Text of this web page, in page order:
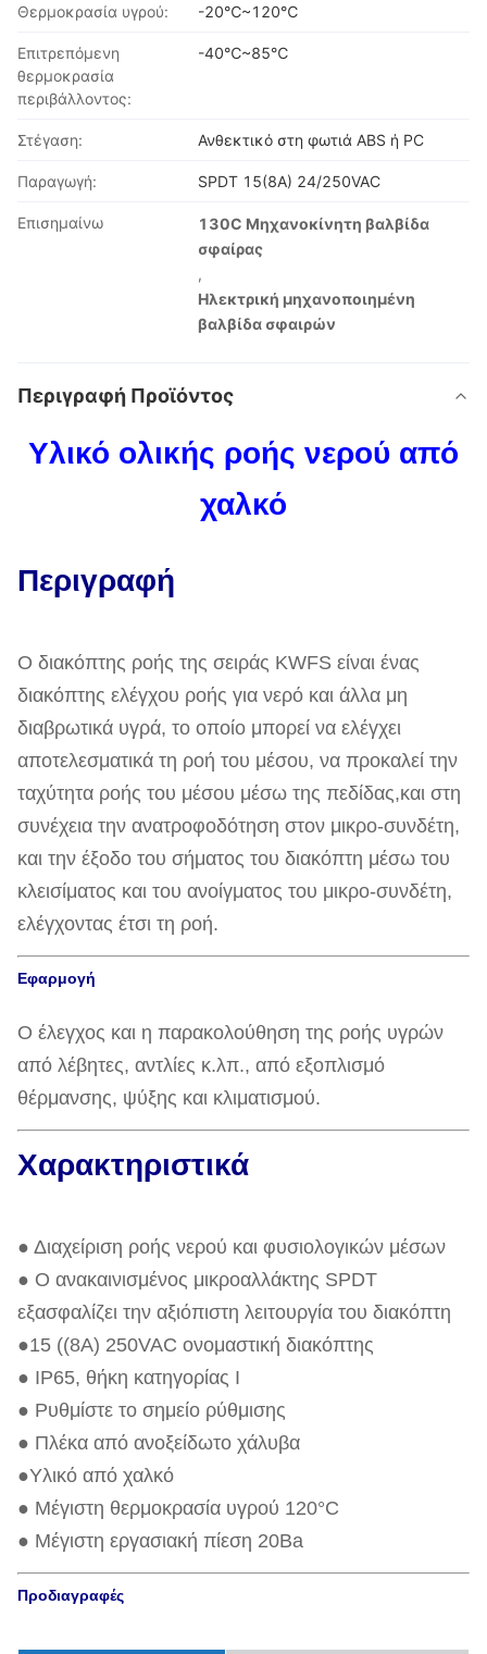
Θερμοκρασία υγρού: -20℃~120℃
Επιτρεπόμενη
θερμοκρασία
περιβάλλοντος:
-40℃~85℃
Στέγαση: Ανθεκτικό στη φωτιά ABS ή PC
Παραγωγή: SPDT 15(8A) 24/250VAC
Επισημαίνω
130C Μηχανοκίνητη βαλβίδα
σφαίρας
,
Ηλεκτρική μηχανοποιημένη
βαλβίδα σφαιρών
Περιγραφή Προϊόντος
Υλικό ολικής ροής νερού από
χαλκό
Περιγραφή
Ο διακόπτης ροής της σειράς KWFS είναι ένας
διακόπτης ελέγχου ροής για νερό και άλλα μη
διαβρωτικά υγρά, το οποίο μπορεί να ελέγχει
αποτελεσματικά τη ροή του μέσου, να προκαλεί την
ταχύτητα ροής του μέσου μέσω της πεδίδας,και στη
συνέχεια την ανατροφοδότηση στον μικρο-συνδέτη,
και την έξοδο του σήματος του διακόπτη μέσω του
κλεισίματος και του ανοίγματος του μικρο-συνδέτη,
ελέγχοντας έτσι τη ροή.
Εφαρμογή
Ο έλεγχος και η παρακολούθηση της ροής υγρών
από λέβητες, αντλίες κ.λπ., από εξοπλισμό
θέρμανσης, ψύξης και κλιματισμού.
Χαρακτηριστικά
● Διαχείριση ροής νερού και φυσιολογικών μέσων
● Ο ανακαινισμένος μικροαλλάκτης SPDT
εξασφαλίζει την αξιόπιστη λειτουργία του διακόπτη
●15 ((8A) 250VAC ονομαστική διακόπτης
● IP65, θήκη κατηγορίας Ι
● Ρυθμίστε το σημείο ρύθμισης
● Πλέκα από ανοξείδωτο χάλυβα
●Υλικό από χαλκό
● Μέγιστη θερμοκρασία υγρού 120°C
● Μέγιστη εργασιακή πίεση 20Ba
Προδιαγραφές